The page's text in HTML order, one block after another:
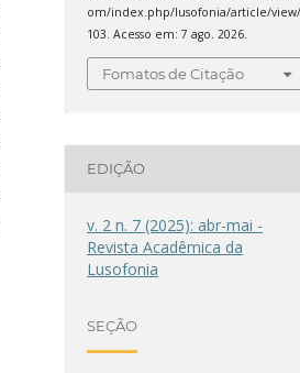
om/index.php/lusofonia/article/view/
103. Acesso em: 7 ago. 2026.
Fomatos de Citação
EDIÇÃO
v. 2 n. 7 (2025): abr-mai -
Revista Acadêmica da
Lusofonia
SEÇÃO